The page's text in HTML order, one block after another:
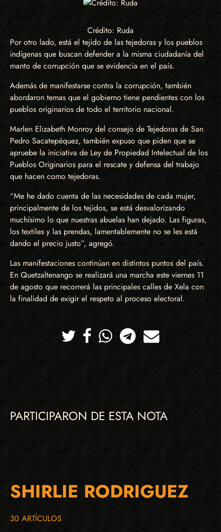
Crédito: Ruda
Por otro lado, está el tejido de las tejedoras y los pueblos
indígenas que buscan defender a la misma ciudadanía del
manto de corrupción que se evidencia en el país.
Además de manifestarse contra la corrupción, también
abordaron temas que el gobierno tiene pendientes con los
pueblos originarios de todo el territorio nacional.
Marlen Elizabeth Monroy del consejo de Tejedoras de San
Pedro Sacatepéquez, también expuso que piden que se
apruebe la iniciativa de Ley de Propiedad Intelectual de los
Pueblos Originarios para el rescate y defensa del trabajo
que hacen como tejedoras.
“Me he dado cuenta de las necesidades de cada mujer,
principalmente de los tejidos, se está desvalorizando
muchísimo lo que nuestras abuelas han dejado. Las figuras,
los textiles y las prendas, lamentablemente no se les está
dando el precio justo”, agregó.
Las manifestaciones continúan en distintos puntos del país.
En Quetzaltenango se realizará una marcha este viernes 11
de agosto que recorrerá las principales calles de Xela con
la finalidad de exigir el respeto al proceso electoral.
TwitterFacebookWhatsappTelegramCorreo
PARTICIPARON DE ESTA NOTA
SHIRLIE RODRIGUEZ
30 ARTÍCULOS